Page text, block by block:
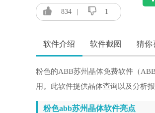
834 1
软件介绍 软件截图 猜你
粉色的ABB苏州晶体免费软件（
用。此软件提供晶体查询以及分析
粉色abb苏州晶体软件亮点